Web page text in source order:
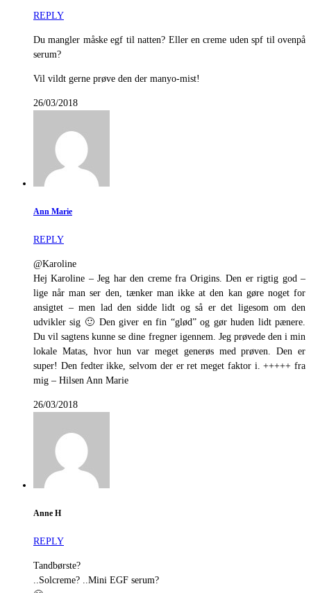
REPLY
Du mangler måske egf til natten? Eller en creme uden spf til ovenpå
serum?
Vil vildt gerne prøve den der manyo-mist!
26/03/2018
Ann Marie
REPLY
@Karoline
Hej Karoline – Jeg har den creme fra Origins. Den er rigtig god –
lige når man ser den, tænker man ikke at den kan gøre noget for
ansigtet – men lad den sidde lidt og så er det ligesom om den
udvikler sig 🙂 Den giver en fin “glød” og gør huden lidt pænere.
Du vil sagtens kunne se dine fregner igennem. Jeg prøvede den i min
lokale Matas, hvor hun var meget generøs med prøven. Den er
super! Den fedter ikke, selvom der er ret meget faktor i. +++++ fra
mig – Hilsen Ann Marie
26/03/2018
Anne H
REPLY
Tandbørste?
..Solcreme? ..Mini EGF serum?